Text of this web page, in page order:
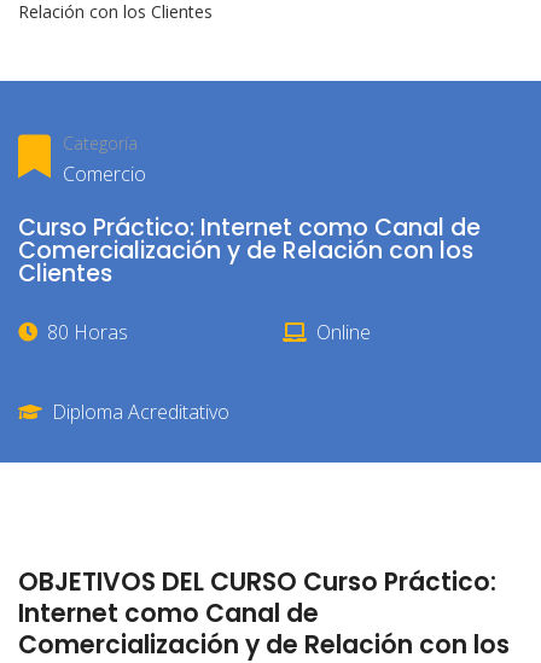
Relación con los Clientes
Categoría
Comercio
Curso Práctico: Internet como Canal de
Comercialización y de Relación con los
Clientes
80 Horas Online
Diploma Acreditativo
OBJETIVOS DEL CURSO Curso Práctico:
Internet como Canal de
Comercialización y de Relación con los